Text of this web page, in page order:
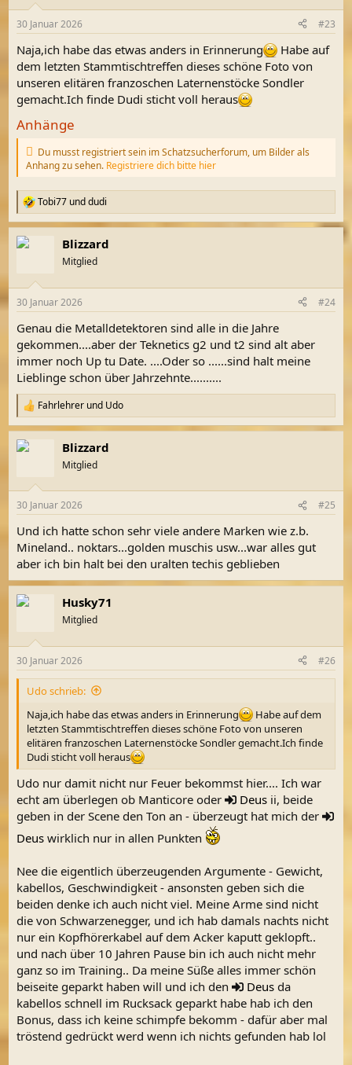
e
:
30 Januar 2026 #23
Naja,ich habe das etwas anders in Erinnerung
Habe auf
dem letzten Stammtischtreffen dieses schöne Foto von
unseren elitären franzoschen Laternenstöcke Sondler
gemacht.Ich finde Dudi sticht voll heraus
Anhänge
Du musst registriert sein im Schatzsucherforum, um Bilder als
Anhang zu sehen. Registriere dich bitte hier
R
e
a
k
e
:
Tobi77 unddudi
Blizzard
Mitglied
30 Januar 2026 #24
Genau die Metalldetektoren sind alle in die Jahre
gekommen....aber der Teknetics g2 und t2 sind alt aber
immer noch Up tu Date. ....Oder so ......sind halt meine
Lieblinge schon über Jahrzehnte..........
R
e
a
k
e
:
Fahrlehrer und Udo
Blizzard
Mitglied
30 Januar 2026 #25
Und ich hatte schon sehr viele andere Marken wie z.b.
Mineland.. noktars...golden muschis usw...war alles gut
aber ich bin halt bei den uralten techis geblieben
Husky71
Mitglied
30 Januar 2026 #26
Udo schrieb:
Naja,ich habe das etwas anders in Erinnerung
Habe auf dem
letzten Stammtischtreffen dieses schöne Foto von unseren
elitären franzoschen Laternenstöcke Sondler gemacht.Ich finde
Dudi sticht voll heraus
Udo nur damit nicht nur Feuer bekommst hier.... Ich war
echt am überlegen ob Manticore oder
Deus ii, beide
geben in der Scene den Ton an - überzeugt hat mich der
Deus wirklich nur in allen Punkten
Nee die eigentlich überzeugenden Argumente - Gewicht,
kabellos, Geschwindigkeit - ansonsten geben sich die
beiden denke ich auch nicht viel. Meine Arme sind nicht
die von Schwarzenegger, und ich hab damals nachts nicht
nur ein Kopfhörerkabel auf dem Acker kaputt geklopft..
und nach über 10 Jahren Pause bin ich auch nicht mehr
ganz so im Training.. Da meine Süße alles immer schön
beiseite geparkt haben will und ich den
Deus da
kabellos schnell im Rucksack geparkt habe hab ich den
Bonus, dass ich keine schimpfe bekomm - dafür aber mal
tröstend gedrückt werd wenn ich nichts gefunden hab lol